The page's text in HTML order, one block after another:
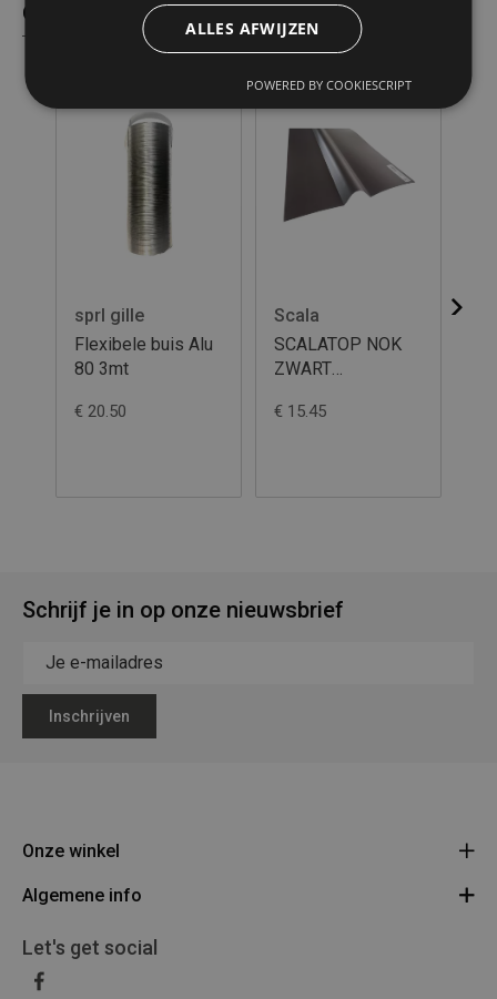
Gelijkaardige producten
sprl gille
Flexibele buis Alu
80 3mt
€ 20.50
Scala
SCALATOP NOK
ZWART
€ 15.45
Schrijf je in op onze nieuwsbrief
Inschrijven
Onze winkel
Legerstock Teunissen
Route
011/640469
BE 0453 873 688
Algemene info
Algemene voorwaarden
Privacy Policy
Let's get social
ALLES AFWIJZEN
POWERED BY COOKIESCRIPT